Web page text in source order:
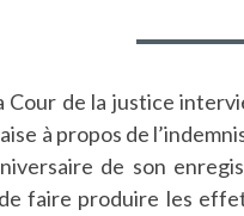
Cour de la justice
à propos de
de son
faire produire les